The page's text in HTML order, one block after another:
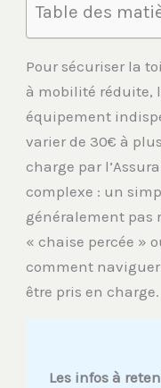
Table des
Pour sécuriser la
à mobilité réduite,
équipement
varier de 30€ à
charge par
complexe : un
généralement pas
« chaise percée »
comment
être pris en charge.
Les infos à